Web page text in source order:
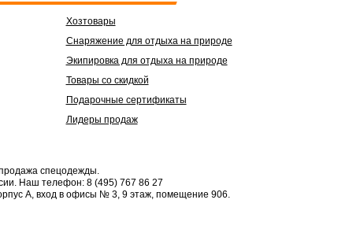
Хозтовары
Снаряжение для отдыха на природе
Экипировка для отдыха на природе
Товары со скидкой
Подарочные сертификаты
Лидеры продаж
спецодежды.
Наш телефон: 8 (495) 767 86 27
А, вход в офисы № 3, 9 этаж, помещение 906.